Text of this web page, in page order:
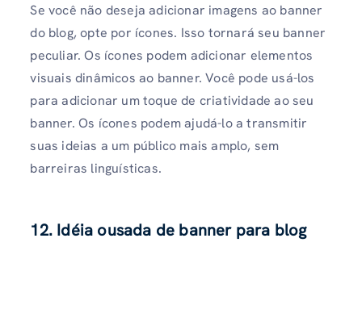
Se você não deseja adicionar imagens ao banner
do blog, opte por ícones. Isso tornará seu banner
peculiar. Os ícones podem adicionar elementos
visuais dinâmicos ao banner. Você pode usá-los
para adicionar um toque de criatividade ao seu
banner. Os ícones podem ajudá-lo a transmitir
suas ideias a um público mais amplo, sem
barreiras linguísticas.
12. Idéia ousada de banner para blog